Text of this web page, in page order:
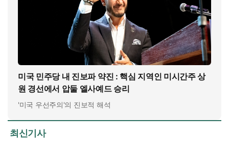
미국 민주당 내 진보파 약진 : 핵심 지역인 미시간주 상
원 경선에서 압둘 엘사예드 승리
'미국 우선주의'의 진보적 해석
최신기사